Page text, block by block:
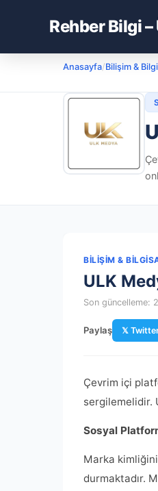
Rehber Bilgi
Anasayfa/Bilişim &
BILIŞIM &
ULK
Son güncelleme:
Paylaş 𝕏
Çevrim içi
sergilemelidir.
Sosyal
Marka
durmaktadır.